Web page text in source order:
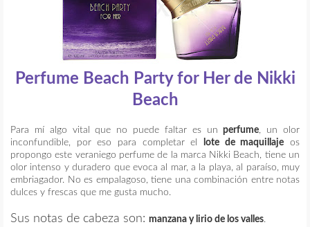
Perfume Beach Party for Her de Nikki
Beach
Para mí algo vital que no puede faltar es unperfume , un olor
inconfundible, por eso para completar el
lote de maquillaje os
propongo este veraniego perfume de la marca Nikki Beach, tiene un
olor intenso y duradero que evoca al mar, a la playa, al paraíso, muy
embriagador. No es empalagoso, tiene una combinación entre notas
dulces y frescas que me gusta mucho.
Sus notas de cabeza son: manzana y lirio de los valles.